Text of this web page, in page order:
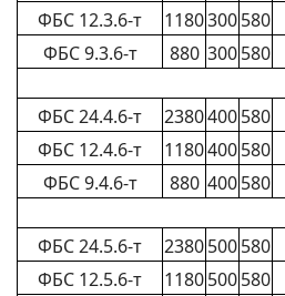
ФБС 12.3.6-т
1180300580
ФБС 9.3.6-т
880 300580
ФБС 24.4.6-т 2380400580
ФБС 12.4.6-т
1180400580
ФБС 9.4.6-т
880 400580
ФБС 24.5.6-т 2380500580
ФБС 12.5.6-т
1180500580